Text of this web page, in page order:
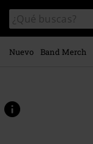
contenido
principal
Buscar
en
el
catálogo
Nuevo Band Merch